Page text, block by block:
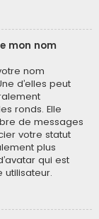
mon nom
nom
d’elles peut
ronds. Elle
de messages
votre statut
plus
qui est
utilisateur.